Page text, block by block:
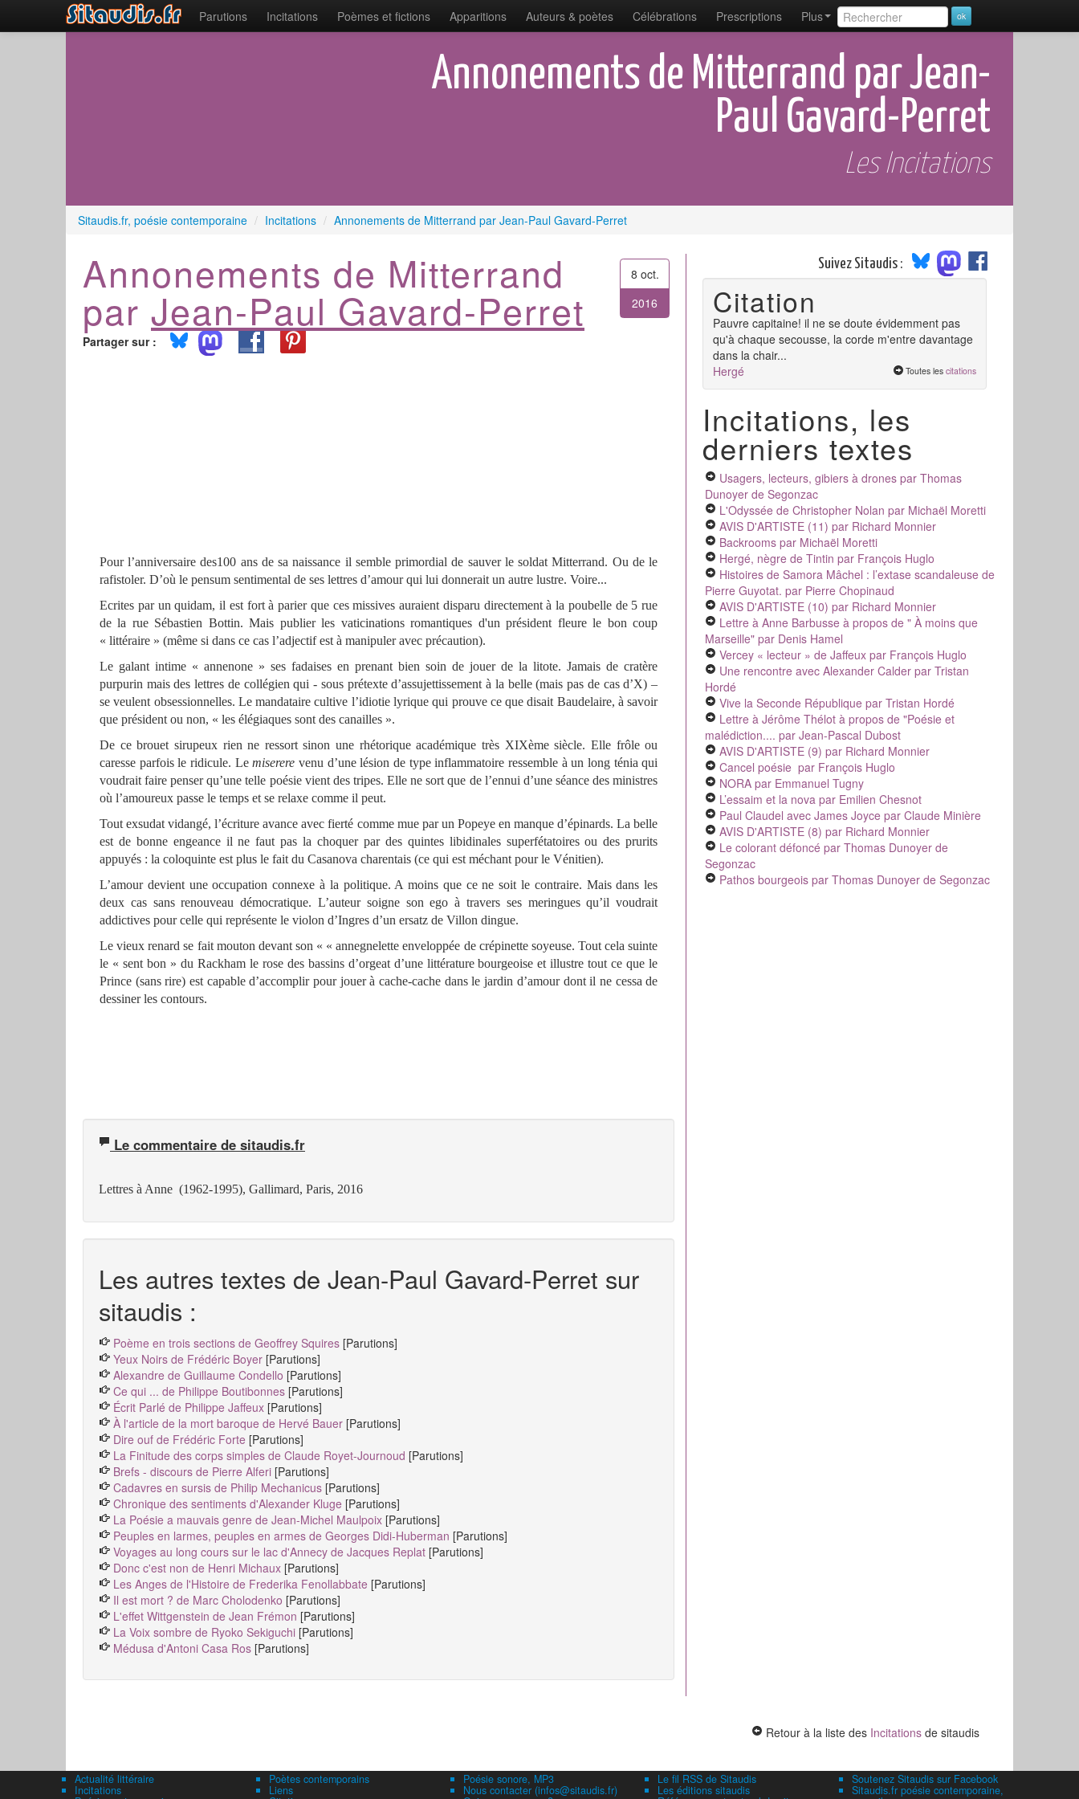
Parutions Incitations Poèmes et fictions Apparitions Auteurs & poètes Célébrations Prescriptions Plus
Annonements de Mitterrand par Jean-
Paul Gavard-Perret
Les Incitations
Sitaudis.fr, poésie contemporaine / Incitations / Annonements de Mitterrand par Jean-Paul Gavard-Perret
8 oct.
2016
Annonements de Mitterrand
par Jean-Paul Gavard-Perret
Partager sur :
Pour l’anniversaire des100 ans de sa naissance il semble primordial de sauver le soldat Mitterrand. Ou de le
rafistoler. D’où le pensum sentimental de ses lettres d’amour qui lui donnerait un autre lustre. Voire...
Ecrites par un quidam, il est fort à parier que ces missives auraient disparu directement à la poubelle de 5 rue
de la rue Sébastien Bottin. Mais publier les vaticinations romantiques d'un président fleure le bon coup
« littéraire » (même si dans ce cas l’adjectif est à manipuler avec précaution).
Le galant intime « annenone » ses fadaises en prenant bien soin de jouer de la litote. Jamais de cratère
purpurin mais des lettres de collégien qui - sous prétexte d’assujettissement à la belle (mais pas de cas d’X) –
se veulent obsessionnelles. Le mandataire cultive l’idiotie lyrique qui prouve ce que disait Baudelaire, à savoir
que président ou non, « les élégiaques sont des canailles ».
De ce brouet sirupeux rien ne ressort sinon une rhétorique académique très XIXème siècle. Elle frôle ou
caresse parfois le ridicule. Lemiserere venu d’une lésion de type inflammatoire ressemble à un long ténia qui
voudrait faire penser qu’une telle poésie vient des tripes. Elle ne sort que de l’ennui d’une séance des ministres
où l’amoureux passe le temps et se relaxe comme il peut.
Tout exsudat vidangé, l’écriture avance avec fierté comme mue par un Popeye en manque d’épinards. La belle
est de bonne engeance il ne faut pas la choquer par des quintes libidinales superfétatoires ou des prurits
appuyés : la coloquinte est plus le fait du Casanova charentais (ce qui est méchant pour le Vénitien).
L’amour devient une occupation connexe à la politique. A moins que ce ne soit le contraire. Mais dans les
deux cas sans renouveau démocratique. L’auteur soigne son ego à travers ses meringues qu’il voudrait
addictives pour celle qui représente le violon d’Ingres d’un ersatz de Villon dingue.
Le vieux renard se fait mouton devant son « « annegnelette enveloppée de crépinette soyeuse. Tout cela suinte
le « sent bon » du Rackham le rose des bassins d’orgeat d’une littérature bourgeoise et illustre tout ce que le
Prince (sans rire) est capable d’accomplir pour jouer à cache-cache dans le jardin d’amour dont il ne cessa de
dessiner les contours.
Le commentaire de sitaudis.fr
Lettres à Anne (1962-1995), Gallimard, Paris, 2016
Les autres textes de Jean-Paul Gavard-Perret sur
sitaudis :
Poème en trois sections de Geoffrey Squires [Parutions]
Yeux Noirs de Frédéric Boyer [Parutions]
Alexandre de Guillaume Condello [Parutions]
Ce qui ... de Philippe Boutibonnes [Parutions]
Écrit Parlé de Philippe Jaffeux [Parutions]
À l'article de la mort baroque de Hervé Bauer [Parutions]
Dire ouf de Frédéric Forte [Parutions]
La Finitude des corps simples de Claude Royet-Journoud [Parutions]
Brefs - discours de Pierre Alferi [Parutions]
Cadavres en sursis de Philip Mechanicus [Parutions]
Chronique des sentiments d'Alexander Kluge [Parutions]
La Poésie a mauvais genre de Jean-Michel Maulpoix [Parutions]
Peuples en larmes, peuples en armes de Georges Didi-Huberman [Parutions]
Voyages au long cours sur le lac d'Annecy de Jacques Replat [Parutions]
Donc c'est non de Henri Michaux [Parutions]
Les Anges de l'Histoire de Frederika Fenollabbate [Parutions]
Il est mort ? de Marc Cholodenko [Parutions]
L'effet Wittgenstein de Jean Frémon [Parutions]
La Voix sombre de Ryoko Sekiguchi [Parutions]
Médusa d'Antoni Casa Ros [Parutions]
Suivez Sitaudis :
Citation
Pauvre capitaine! il ne se doute évidemment pas
qu'à chaque secousse, la corde m'entre davantage
dans la chair...
Hergé
Toutes les citations
Incitations, les
derniers textes
Usagers, lecteurs, gibiers à dronespar Thomas
Dunoyer de Segonzac
L'Odyssée de Christopher Nolan par Michaël Moretti
AVIS D'ARTISTE (11) par Richard Monnier
Backroomspar Michaël Moretti
Hergé, nègre de Tintin par François Huglo
Histoires de Samora Mâchel : l’extase scandaleuse de
Pierre Guyotat. par Pierre Chopinaud
AVIS D'ARTISTE (10) par Richard Monnier
Lettre à Anne Barbusse à propos de " À moins que
Marseille"par Denis Hamel
Vercey « lecteur » de Jaffeuxpar François Huglo
Une rencontre avec Alexander Calderpar Tristan
Hordé
Vive la Seconde Républiquepar Tristan Hordé
Lettre à Jérôme Thélot à propos de "Poésie et
malédiction.... par Jean-Pascal Dubost
AVIS D'ARTISTE (9) par Richard Monnier
Cancel poésie par François Huglo
NORApar Emmanuel Tugny
L’essaim et la nova par Emilien Chesnot
Paul Claudel avec James Joycepar Claude Minière
AVIS D'ARTISTE (8) par Richard Monnier
Le colorant défoncépar Thomas Dunoyer de
Segonzac
Pathos bourgeoispar Thomas Dunoyer de Segonzac
Retour à la liste des Incitations de sitaudis
Actualité littéraire
Incitations
Poètes contemporains
Liens
Poésie sonore, MP3
Nous contacter (infos@sitaudis.fr)
Le fil RSS de Sitaudis
Les éditions sitaudis
Soutenez Sitaudis sur Facebook
Sitaudis.fr poésie contemporaine,